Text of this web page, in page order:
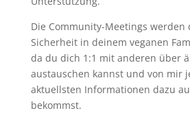
Die Community-Meetings werden
Sicherheit in deinem veganen
da du dich 1:1 mit anderen über
austauschen kannst und von mir
aktuellsten Informationen dazu
bekommst.